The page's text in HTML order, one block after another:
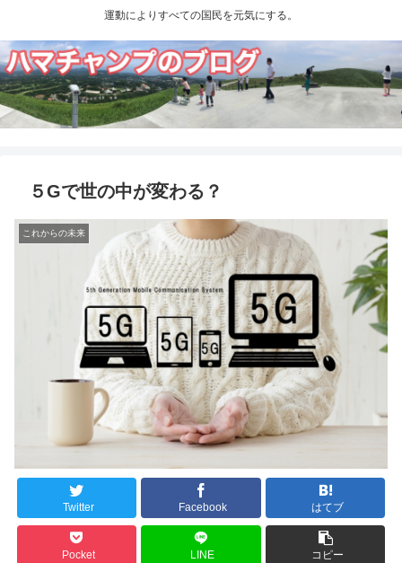
運動によりすべての国民を元気にする。
５Gで世の中が変わる？
これからの未来
Twitter Facebook はてブ
Pocket LINE コピー